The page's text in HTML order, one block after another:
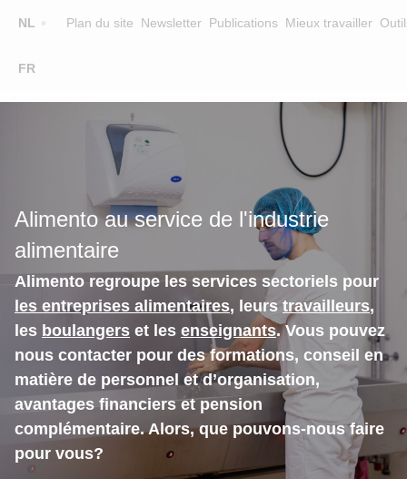
NL
FR
Plan du site Newsletter Publications Mieux travailler
Main
EQUIPE
CONTACT
CHERCHER UNE FORMATION
Alimento au service de l'industrie
alimentaire
Alimento regroupe les services sectoriels pour
les entreprises alimentaires, leurs travailleurs,
les boulangers et les enseignants. Vous pouvez
nous contacter pour des formations, conseil en
matière de personnel et d’organisation,
avantages financiers et pension
complémentaire. Alors, que pouvons-nous faire
pour vous?